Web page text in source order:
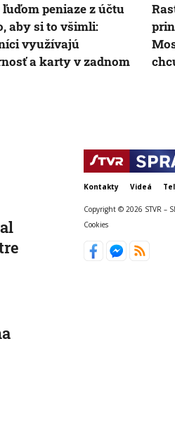
peniaze z účtu
aby si to všimli:
využívajú
a karty v zadnom
Kontakty Videá
Copyright © 2026 STVR –
Cookies